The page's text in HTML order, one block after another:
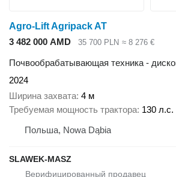
Agro-Lift Agripack AT
3 482 000 AMD
35 700 PLN ≈ 8 276 €
Почвообрабатывающая техника -
2024
Ширина захвата 4 м
Требуемая мощность трактора 130 л.с.
Польша, Nowa Dąbia
SLAWEK-MASZ